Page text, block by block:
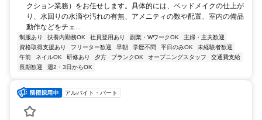
クション業務）をお任せします。具体的には、ベッドメイクの仕上が
り、水回りの水滴や汚れの有無、アメニティの数や配置、室内の備品
動作などをチェ...
制服あり 扶養内勤務OK 社員登用あり 副業・WワークOK
主婦・主夫歓迎
資格取得支援あり
フリーター歓迎 早朝 学歴不問 平日のみOK
未経験者歓迎
午前
ネイルOK 研修あり 夕方 ブランクOK オープニングスタッフ
交通費支給
長期歓迎
週2・3日からOK
アルバイト・パート